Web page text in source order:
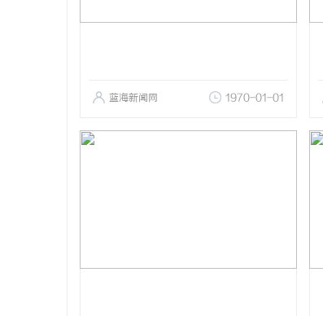
蓝海新闻网 1970-01-01